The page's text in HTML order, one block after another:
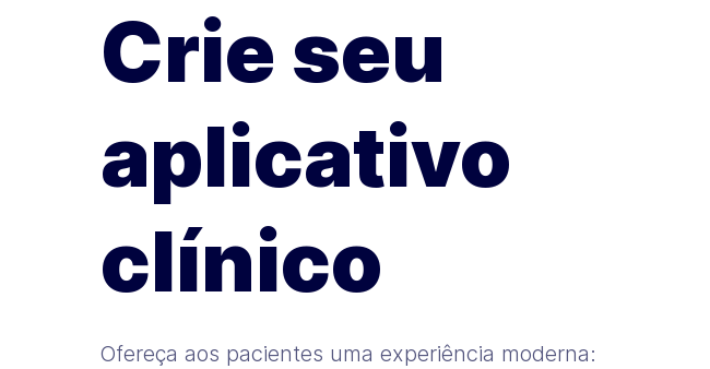
Crie seu
aplicativo
clínico
Ofereça aos pacientes uma experiência moderna: